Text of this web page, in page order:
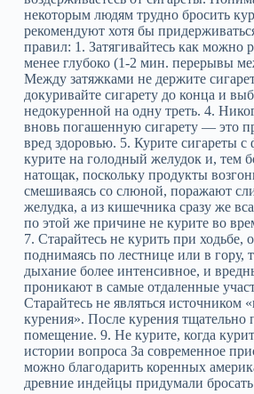
некоторым людям трудно бросить
рекомендуют хотя бы
правил: 1. Затягивайтесь как можно
менее глубоко (1-2 мин. перерывы
Между затяжками не держите
докуривайте сигарету до конца и
недокуренной на одну треть. 4.
вновь погашенную сигарету — это
вред здоровью. 5. Курите сигареты
курите на голодный желудок и, тем
натощак, поскольку продукты
смешиваясь со слюной, поражают
желудка, а из кишечника сразу же
по этой же причине не курите во
7. Старайтесь не курить при ходьбе,
поднимаясь по лестнице или в гору,
дыхание более интенсивное, и
проникают в самые отдаленные
Старайтесь не являться источником
курения». После курения тщательно
помещение. 9. Не курите, когда
истории вопроса За современное
можно благодарить коренных
древние индейцы придумали бросать